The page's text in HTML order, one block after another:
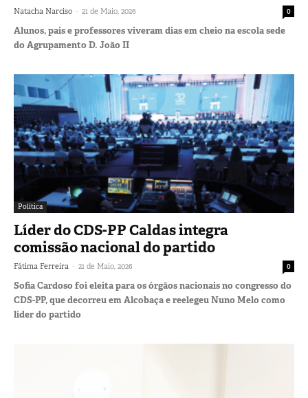
Natacha Narciso - 21 de Maio, 2026 0
Alunos, pais e professores viveram dias em cheio na escola sede
do Agrupamento D. João II
Política
Líder do CDS-PP Caldas integra
comissão nacional do partido
Fátima Ferreira - 21 de Maio, 2026 0
Sofia Cardoso foi eleita para os órgãos nacionais no congresso do
CDS-PP, que decorreu em Alcobaça e reelegeu Nuno Melo como
líder do partido